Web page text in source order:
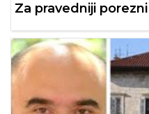
Za pravedniji